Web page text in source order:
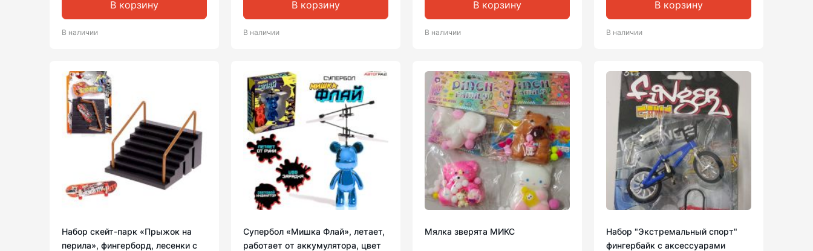
В корзину
В наличии
В корзину
В наличии
В корзину
В наличии
В корзину
В наличии
Набор скейт-парк «Прыжок на
перила», фингерборд, лесенки с
Супербол «Мишка Флай», летает,
работает от аккумулятора, цвет
Мялка зверята МИКС
Набор "Экстремальный спорт"
фингербайк с аксессуарами